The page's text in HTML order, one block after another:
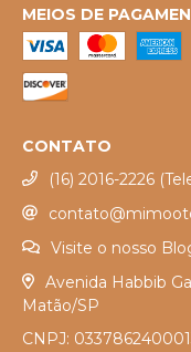
MEIOS DE
CONTATO
(16) 2016-2226
Visite o nosso
Avenida Habbib
Matão/SP
CNPJ: